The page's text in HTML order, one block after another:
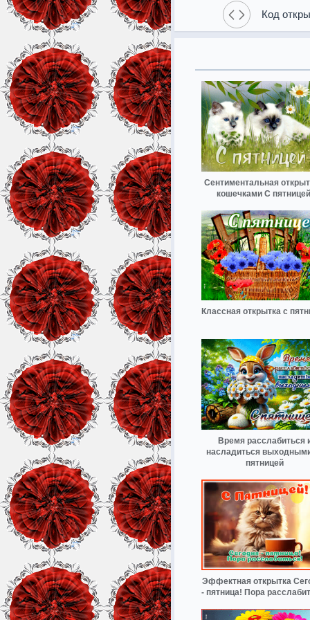
Код
Сентиментальная
кошечками С
Классная открытка с
Время расслабиться
насладиться
пятницей
Эффектная открытка
- пятница! Пора